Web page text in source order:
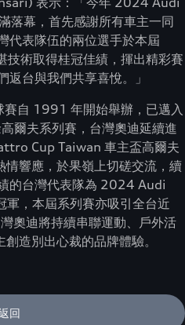
落幕，首先感謝所有車主一同
代表隊伍的兩位選手於本屆
術取得桂冠佳績，揮出精彩賽
返台與我們共享喜悅。」
自 1991 年開始舉辦，已邁入
爾夫系列賽，台灣奧迪延續進
Cup Taiwan 車主盃高爾夫
響應，於果嶺上切磋交流，續
的台灣代表隊為 2024 Audi
，本屆系列賽亦吸引全台近
奧迪將持續串聯運動、戶外活
造別出心裁的品牌體驗。
回